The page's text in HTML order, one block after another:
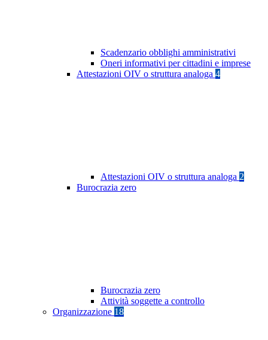
Scadenzario obblighi amministrativi
Oneri informativi per cittadini e imprese
Attestazioni OIV o struttura analoga 4
Attestazioni OIV o struttura analoga 2
Burocrazia zero
Burocrazia zero
Attività soggette a controllo
Organizzazione 18